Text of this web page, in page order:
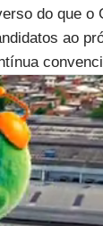
do que o
ao